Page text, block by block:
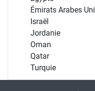
MOYEN-ORIENT
Égypte
Émirats Arabes Unis
Israël
Jordanie
Oman